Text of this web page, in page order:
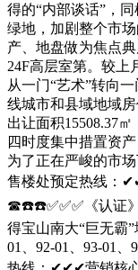
得的“内部谈话”，
绿地，加剧整个市
产、地盘做为焦点
24F高层室第。较上
从一门“艺术”转向
线城市和县域地域
出让面积15508.37
四时度集中措置资
为了正在严峻的市
售楼处预定热线：
☎☎️☎️✅✅✅《认证
得宝山南大“巨无霸
01、92-01、93-01